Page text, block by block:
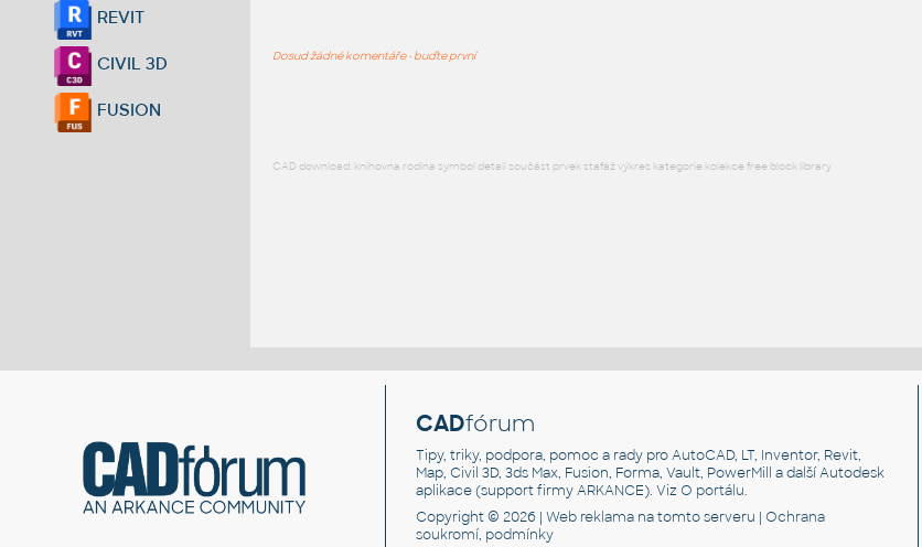
REVIT
CIVIL 3D
FUSION
Dosud žádné komentáře - buďte první
CAD download: knihovna rodina symbol detail součást prvek stafáž výkres kategorie kolekce free block library
CADfórum
Tipy, triky, podpora, pomoc a rady pro AutoCAD, LT, Inventor, Revit,
Map, Civil 3D, 3ds Max, Fusion, Forma, Vault, PowerMill a další Autodesk
aplikace (support firmy ARKANCE). VizO portálu.
Copyright © 2026 |Web reklama na tomto serveru |Ochrana
soukromí, podmínky